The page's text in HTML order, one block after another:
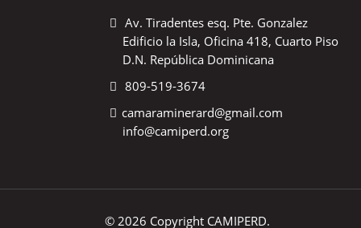
Av. Tiradentes esq. Pte. Gonzalez
Edificio la Isla, Oficina 418, Cuarto Piso
D.N. República Dominicana
809-519-3674
camaraminerard@gmail.com
info@camiperd.org
© 2026 Copyright CAMIPERD.